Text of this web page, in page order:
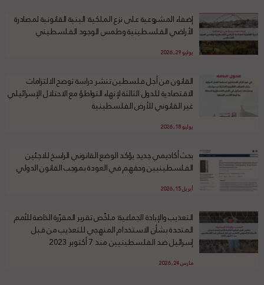
إضفاء المشروعية على نزع الملكية: البنية القانونية لمصادرة
الأراضي الفلسطينية وطمس الوجود الفلسطيني
يوليو 29, 2026
القانون من أجل فلسطين تنشر دراسة توضح الالتزامات
الاقتصادية للدول الثالثة لإنهاء التواطؤ مع الاحتلال الإسرائيلي
غير القانوني للأرض الفلسطينية
يوليو 18, 2026
بحث أكاديمي جديد يؤكد الوضع القانوني الراسخ للاجئين
الفلسطينيين وحقهم في العودة بموجب القانون الدولي
أبريل 15, 2026
التعذيب والإبادة الجماعية: ملخّص تقرير المقرّرة الخاصة للأمم
المتحدة بشأن الاستخدام المنهجي للتعذيب من قبل
إسرائيل ضد الفلسطينيين منذ 7 أكتوبر 2023
مارس 24, 2026